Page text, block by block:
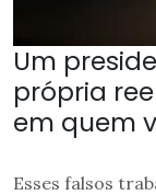
Um
própria
em quem
Esses falsos